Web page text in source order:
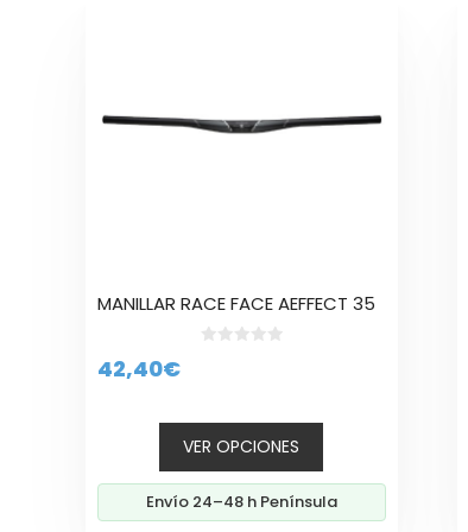
MANILLAR RACE FACE AEFFECT 35
42,40€
VER OPCIONES
Las
página
producto
Envío 24–48 h Península